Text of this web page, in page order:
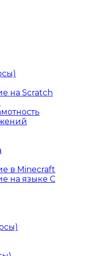
на Scratch
в Minecraft
на языке C